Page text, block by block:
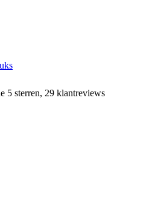
5 sterren, 29 klantreviews